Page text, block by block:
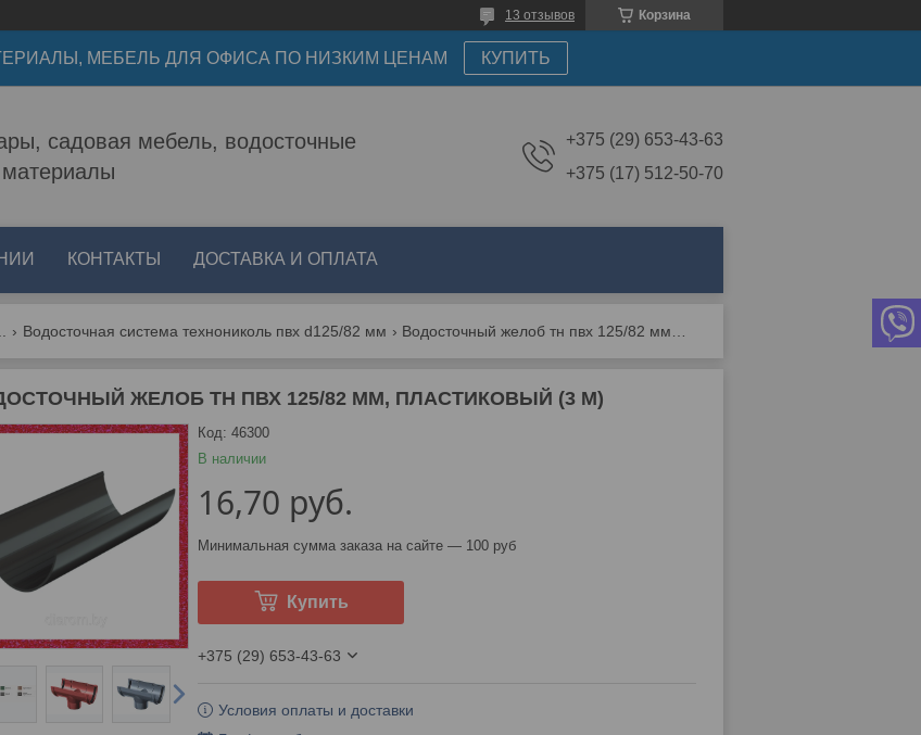
Корзина
13 отзывов
МЕБЕЛЬ ДЛЯ ОФИСА ПО НИЗКИМ ЦЕНАМ КУПИТЬ
садовая мебель, водосточные
+375 (29) 653-43-63
+375 (17) 512-50-70
КОНТАКТЫ ДОСТАВКА И ОПЛАТА
Водосточная система технониколь пвх d125/82 мм
ЖЕЛОБ ТН ПВХ 125/82 ММ, ПЛАСТИКОВЫЙ (3 М)
В наличии
Код: 46300
16,70 руб.
Минимальная сумма заказа на сайте — 100 руб
Купить
+375 (29) 653-43-63
Условия оплаты и доставки